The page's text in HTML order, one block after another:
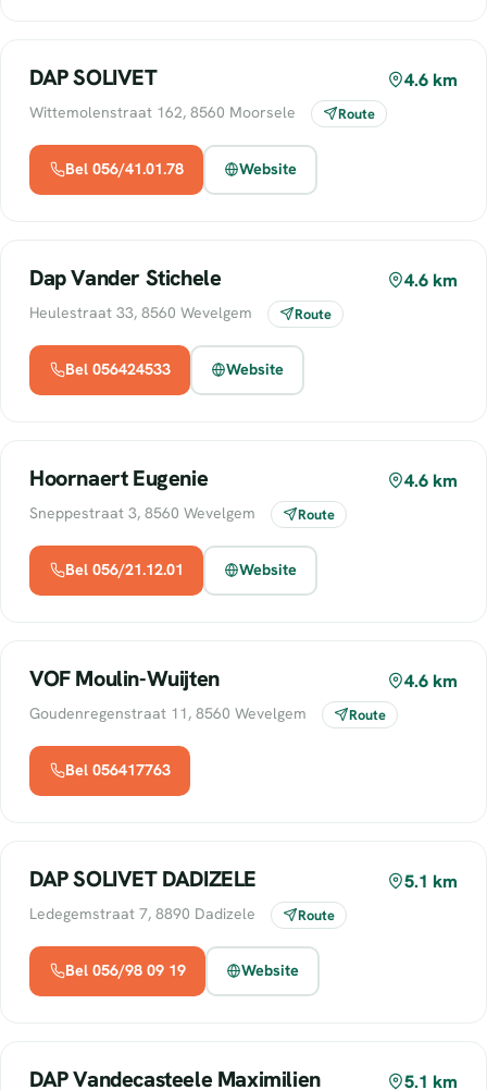
DAP SOLIVET 4.6 km
Wittemolenstraat 162, 8560 Moorsele Route
Bel 056/41.01.78 Website
Dap Vander Stichele 4.6 km
Heulestraat 33, 8560 Wevelgem Route
Bel 056424533 Website
Hoornaert Eugenie 4.6 km
Sneppestraat 3, 8560 Wevelgem Route
Bel 056/21.12.01 Website
VOF Moulin-Wuijten 4.6 km
Goudenregenstraat 11, 8560 Wevelgem Route
Bel 056417763
DAP SOLIVET DADIZELE 5.1 km
Ledegemstraat 7, 8890 Dadizele Route
Bel 056/98 09 19 Website
DAP Vandecasteele Maximilien 5.1 km